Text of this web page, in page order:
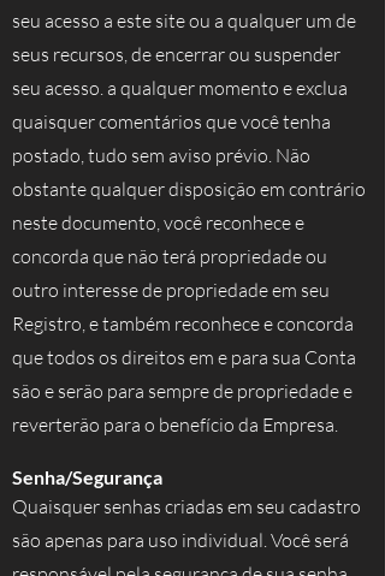
seu acesso a este site ou a qualquer um de
seus recursos, de encerrar ou suspender
seu acesso. a qualquer momento e exclua
quaisquer comentários que você tenha
postado, tudo sem aviso prévio. Não
obstante qualquer disposição em contrário
neste documento, você reconhece e
concorda que não terá propriedade ou
outro interesse de propriedade em seu
Registro, e também reconhece e concorda
que todos os direitos em e para sua Conta
são e serão para sempre de propriedade e
reverterão para o benefício da Empresa.
Senha/Segurança
Quaisquer senhas criadas em seu cadastro
são apenas para uso individual. Você será